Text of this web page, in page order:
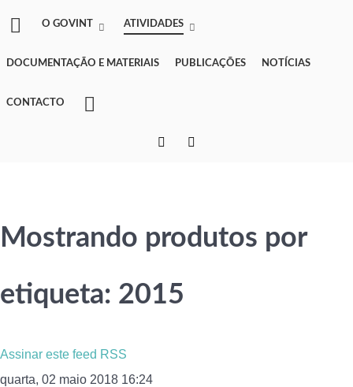
O GOVINT ATIVIDADES
DOCUMENTAÇÃO E MATERIAIS PUBLICAÇÕES NOTÍCIAS
CONTACTO
Mostrando produtos por
etiqueta: 2015
Assinar este feed RSS
quarta, 02 maio 2018 16:24